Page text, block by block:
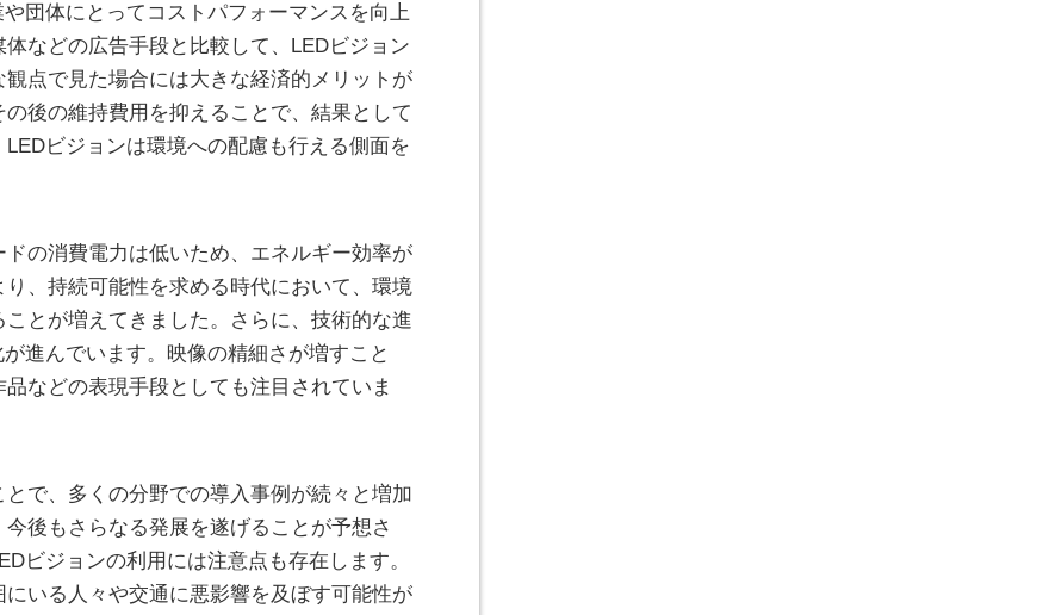
団体にとってコストパフォーマンスを向上
などの広告手段と比較して、LEDビジョン
点で見た場合には大きな経済的メリットが
後の維持費用を抑えることで、結果として
ビジョンは環境への配慮も行える側面を
の消費電力は低いため、エネルギー効率が
、持続可能性を求める時代において、環境
とが増えてきました。さらに、技術的な進
進んでいます。映像の精細さが増すこと
などの表現手段としても注目されていま
で、多くの分野での導入事例が続々と増加
後もさらなる発展を遂げることが予想さ
ビジョンの利用には注意点も存在します。
いる人々や交通に悪影響を及ぼす可能性が